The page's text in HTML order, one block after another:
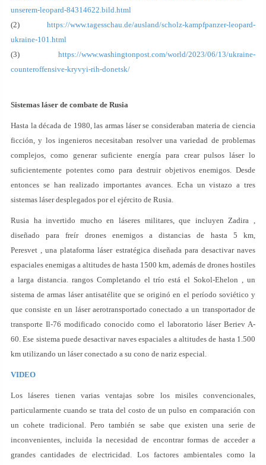
unserem-leopard-84314622.bild.html
(2) https://www.tagesschau.de/ausland/scholz-kampfpanzer-leopard-
ukraine-101.html
(3) https://www.washingtonpost.com/world/2023/06/13/ukraine-
counteroffensive-kryvyi-rih-donetsk/
Sistemas láser de combate de Rusia
Hasta la década de 1980, las armas láser se consideraban materia de ciencia
ficción, y los ingenieros necesitaban resolver una variedad de problemas
complejos, como generar suficiente energía para crear pulsos láser lo
suficientemente potentes como para destruir objetivos enemigos. Desde
entonces se han realizado importantes avances. Echa un vistazo a tres
sistemas láser desplegados por el ejército de Rusia.
Rusia ha invertido mucho en láseres militares, que incluyen Zadira ,
diseñado para freír drones enemigos a distancias de hasta 5 km,
Peresvet , una plataforma láser estratégica diseñada para desactivar naves
espaciales enemigas a altitudes de hasta 1500 km, además de drones hostiles
a larga distancia. rangos Completando el trío está el Sokol-Ehelon , un
sistema de armas láser antisatélite que se originó en el período soviético y
que consiste en un láser aerotransportado conectado a un transportador de
transporte Il-76 modificado conocido como el laboratorio láser Beriev A-
60. Ese sistema puede desactivar naves espaciales a altitudes de hasta 1.500
km utilizando un láser conectado a su cono de nariz especial.
VIDEO
Los láseres tienen varias ventajas sobre los misiles convencionales,
particularmente cuando se trata del costo de un pulso en comparación con
un cohete tradicional. Pero también se sabe que existen una serie de
inconvenientes, incluida la necesidad de encontrar formas de acceder a
grandes cantidades de electricidad. Los factores ambientales como la